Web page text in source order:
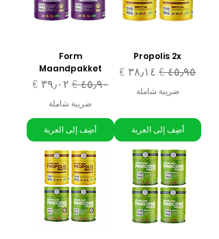
Propolis 2x
سعر عادي‏٤٥٫٩٥ € سعر البيع
ضريبة شاملة
أضِف إلى العربة
Form
Maandpakket
سعر عادي‏٤٥٫٩٠ € سعر البيع
ضريبة شاملة
أضِف إلى العربة